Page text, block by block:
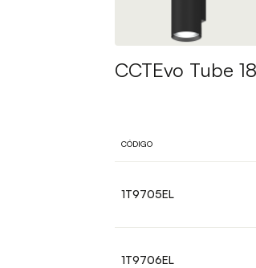
CCTEvo Tube
CÓDIGO
1T9705EL
1T9706EL